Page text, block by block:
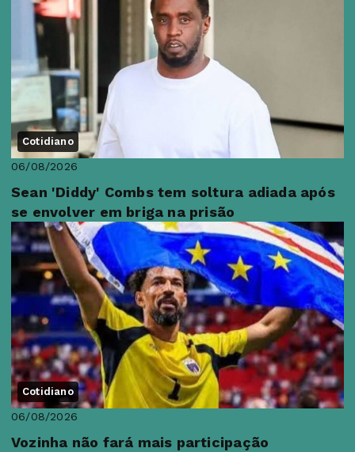
Cotidiano
06/08/2026
Sean 'Diddy' Combs tem soltura adiada após
se envolver em briga na prisão
Cotidiano
06/08/2026
Vozinha não fará mais participação